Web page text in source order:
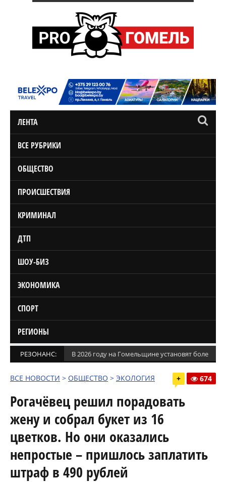
ЛЕНТА
ВСЕ РУБРИКИ
ОБЩЕСТВО
ПРОИСШЕСТВИЯ
КРИМИНАЛ
ДТП
ШОУ-БИЗ
ЭКОНОМИКА
СПОРТ
РЕГИОНЫ
РЕЗОНАНС: В 2026 году на Гомельщине установят более
ВСЕ НОВОСТИ > ОБЩЕСТВО > ЭКОЛОГИЯ + 674
Рогачёвец решил порадовать
жену и собрал букет из 16
цветков. Но они оказались
непростые – пришлось заплатить
штраф в 490 рублей